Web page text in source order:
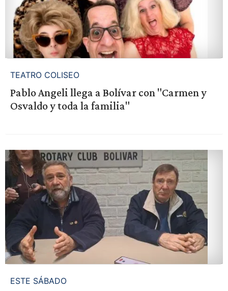
TEATRO COLISEO
Pablo Angeli llega a Bolívar con "Carmen y
Osvaldo y toda la familia"
ESTE SÁBADO